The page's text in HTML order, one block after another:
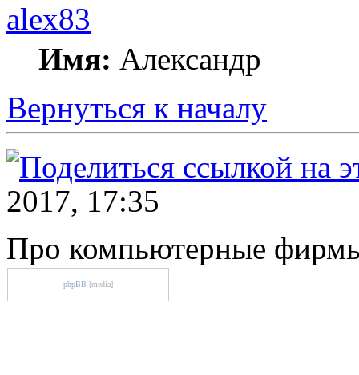
alex83
Имя: Александр
Вернуться к началу
2017, 17:35
Про компьютерные
phpBB [media]